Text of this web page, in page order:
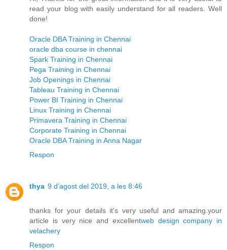
read your blog with easily understand for all readers. Well
done!
Oracle DBA Training in Chennai
oracle dba course in chennai
Spark Training in Chennai
Pega Training in Chennai
Job Openings in Chennai
Tableau Training in Chennai
Power BI Training in Chennai
Linux Training in Chennai
Primavera Training in Chennai
Corporate Training in Chennai
Oracle DBA Training in Anna Nagar
Respon
thya 9 d’agost del 2019, a les 8:46
thanks for your details it's very useful and amazing.your
article is very nice and excellentweb design company in
velachery
Respon